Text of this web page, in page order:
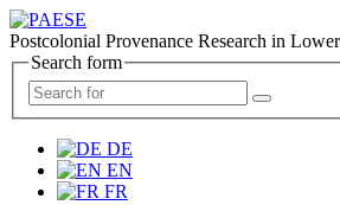
Postcolonial Provenance Research in
Search form
DE
EN
FR